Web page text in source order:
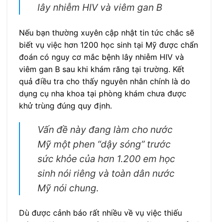
lây nhiễm HIV và viêm gan B
Nếu bạn thường xuyên cập nhật tin tức chắc sẽ
biết vụ việc hơn 1200 học sinh tại Mỹ được chẩn
đoán có nguy cơ mắc bệnh lây nhiễm HIV và
viêm gan B sau khi khám răng tại trường. Kết
quả điều tra cho thấy nguyên nhân chính là do
dụng cụ nha khoa tại phòng khám chưa được
khử trùng đúng quy định.
Vấn đề này đang làm cho nước
Mỹ một phen “dậy sóng” trước
sức khỏe của hơn 1.200 em học
sinh nói riêng và toàn dân nước
Mỹ nói chung.
Dù được cảnh báo rất nhiều về vụ việc thiếu